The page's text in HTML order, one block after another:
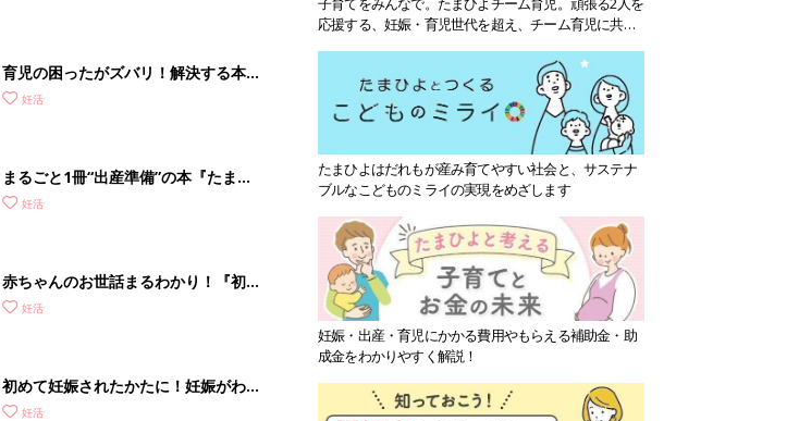
育児の困ったがズバリ！解決する本
『ひよこクラブ 秋号』 4カ月～2才
妊活
まるごと1冊“出産準備”の本『たまご
クラブ 夏号』〈スペシャル大特集〉
妊活
赤ちゃんのお世話まるわかり！『初め
てのひよこクラブ 夏号』〈巻頭大特
解決テク
妊活
初めて妊娠されたかたに！妊娠がわか
ったら最初に読む本『初めてのたまご
妊活
応援する、妊娠・育児世代を超え、チーム育児に共感
たまひよはだれもが産み育てやすい社会と、サステナ
ブルなこどものミライの実現をめざします
妊娠・出産・育児にかかる費用やもらえる補助金・助
成金をわかりやすく解説！